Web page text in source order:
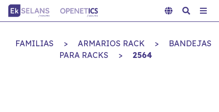
FAMILIAS > ARMARIOS RACK >
BANDEJAS
PARA RACKS
> 2564